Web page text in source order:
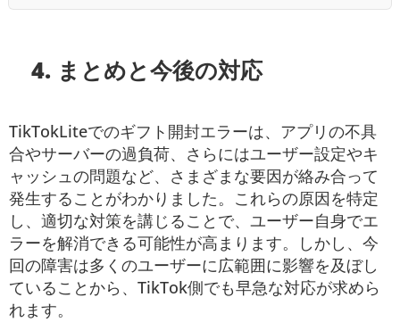
4. まとめと今後の対応
TikTokLiteでのギフト開封エラーは、アプリの不具
合やサーバーの過負荷、さらにはユーザー設定やキ
ャッシュの問題など、さまざまな要因が絡み合って
発生することがわかりました。これらの原因を特定
し、適切な対策を講じることで、ユーザー自身でエ
ラーを解消できる可能性が高まります。しかし、今
回の障害は多くのユーザーに広範囲に影響を及ぼし
ていることから、TikTok側でも早急な対応が求めら
れます。